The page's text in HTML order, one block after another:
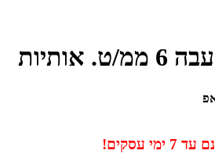
עסקים!